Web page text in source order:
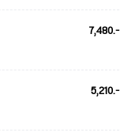
7,480.-
5,210.-